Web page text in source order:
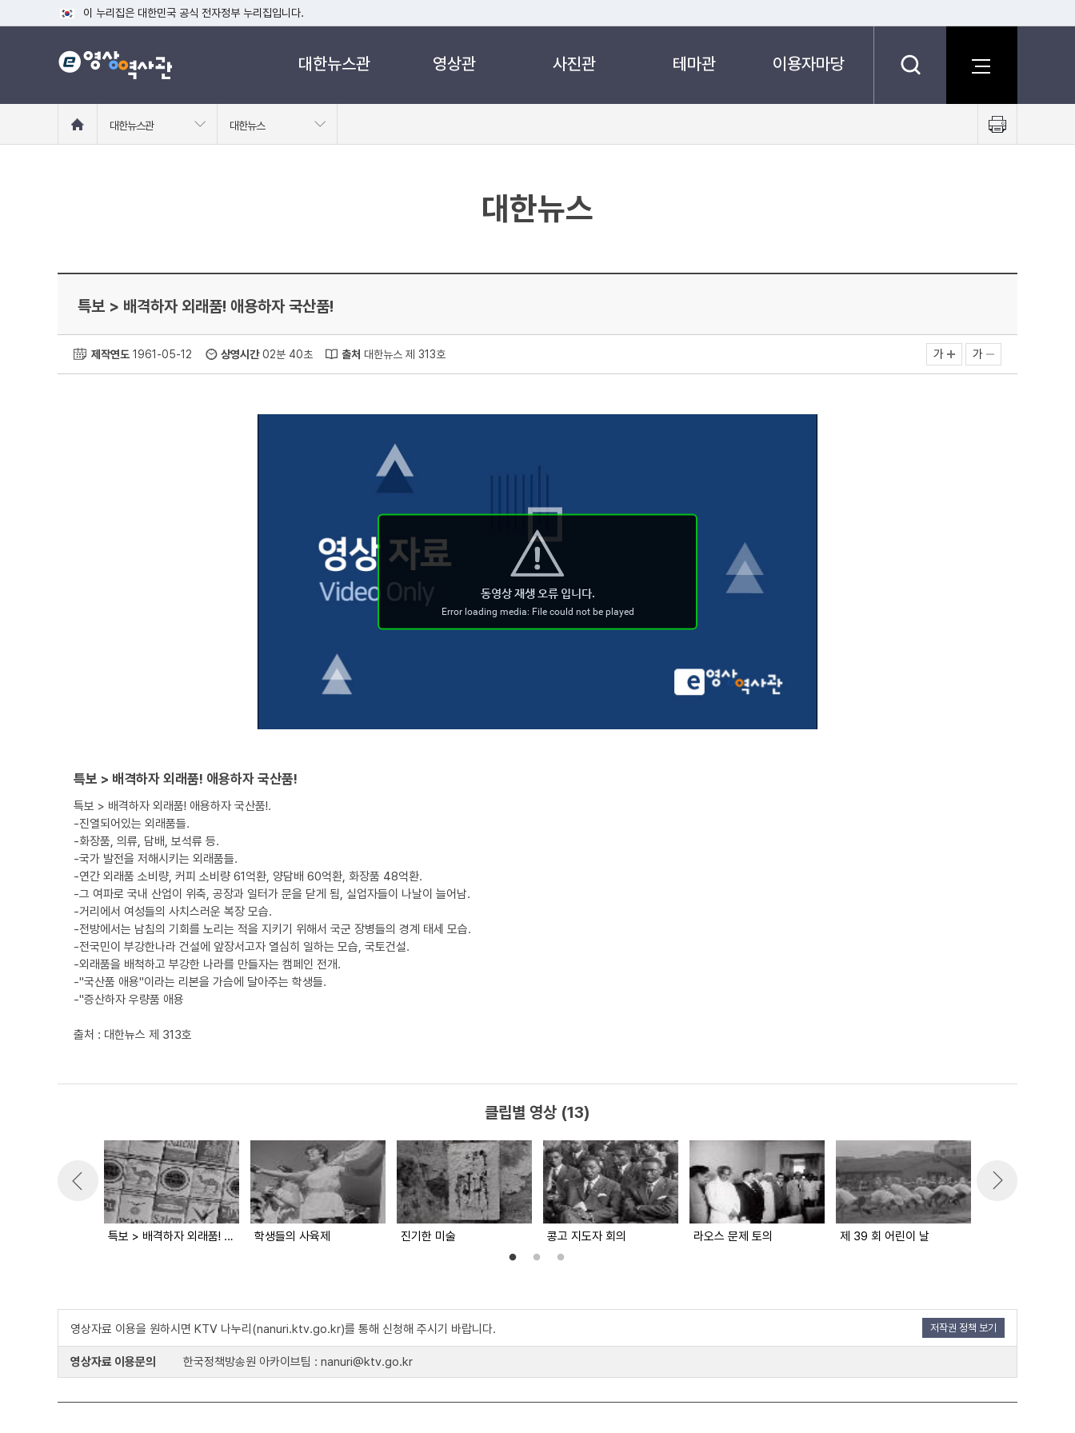
이 누리집은 대한민국 공식 전자정부 누리집입니다.
공식 누리집 주소 확인하기
go.kr 주소를 사용하는 누리집은 대한민국 정부기관이 관리하는 누리집입니다.
대한뉴스관 영상관 사진관 테마관 이용자마당
로
대한뉴스관 대한뉴스
트
대한뉴스
특보 > 배격하자 외래품! 애용하자 국산품!
제작연도 1961-05-12 상영시간02분 40초 출처 대한뉴스 제 313호 가 가
특보 > 배격하자 외래품! 애용하자 국산품!
특보 > 배격하자 외래품! 애용하자 국산품!.
-진열되어있는 외래품들.
-화장품, 의류, 담배, 보석류 등.
-국가 발전을 저해시키는 외래품들.
-연간 외래품 소비량, 커피 소비량 61억환, 양담배 60억환, 화장품 48억환.
-그 여파로 국내 산업이 위축, 공장과 일터가 문을 닫게 됨, 실업자들이 나날이 늘어남.
-거리에서 여성들의 사치스러운 복장 모습.
-전방에서는 남침의 기회를 노리는 적을 지키기 위해서 국군 장병들의 경계 태세 모습.
-전국민이 부강한나라 건설에 앞장서고자 열심히 일하는 모습, 국토건설.
-외래품을 배척하고 부강한 나라를 만들자는 캠페인 전개.
-"국산품 애용"이라는 리본을 가슴에 달아주는 학생들.
-"증산하자 우량품 애용
출처 : 대한뉴스 제 313호
클립별 영상 (13)
특보 > 배격하자 외래품! 애용하자 국산품! 학생들의 사육제 진기한 미술 콩고 지도자 회의 라오스 문제 토의 제 39 회 어린이 날
영상자료 이용을 원하시면 KTV 나누리(nanuri.ktv.go.kr)를 통해 신청해 주시기 바랍니다. 저작권 정책 보기
영상자료 이용문의 한국정책방송원 아카이브팀 : nanuri@ktv.go.kr